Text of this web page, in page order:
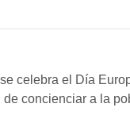
se celebra el Día
concienciar a la